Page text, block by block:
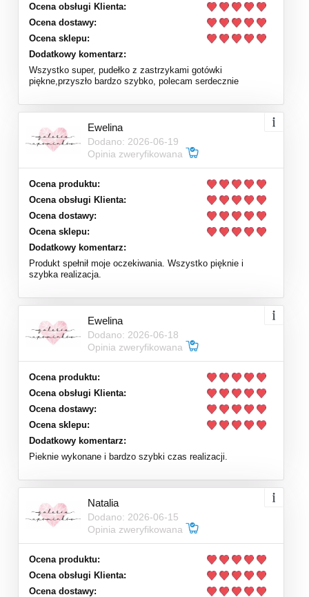
Ocena obsługi Klienta:
Ocena dostawy:
Ocena sklepu:
Dodatkowy komentarz:
Wszystko super, pudełko z zastrzykami gotówki
piękne,przyszło bardzo szybko, polecam serdecznie
Ewelina
Dodano: 2026-06-19
Opinia zweryfikowana
Ocena produktu:
Ocena obsługi Klienta:
Ocena dostawy:
Ocena sklepu:
Dodatkowy komentarz:
Produkt spełnił moje oczekiwania. Wszystko pięknie i
szybka realizacja.
Ewelina
Dodano: 2026-06-18
Opinia zweryfikowana
Ocena produktu:
Ocena obsługi Klienta:
Ocena dostawy:
Ocena sklepu:
Dodatkowy komentarz:
Pieknie wykonane i bardzo szybki czas realizacji.
Natalia
Dodano: 2026-06-15
Opinia zweryfikowana
Ocena produktu:
Ocena obsługi Klienta:
Ocena dostawy: